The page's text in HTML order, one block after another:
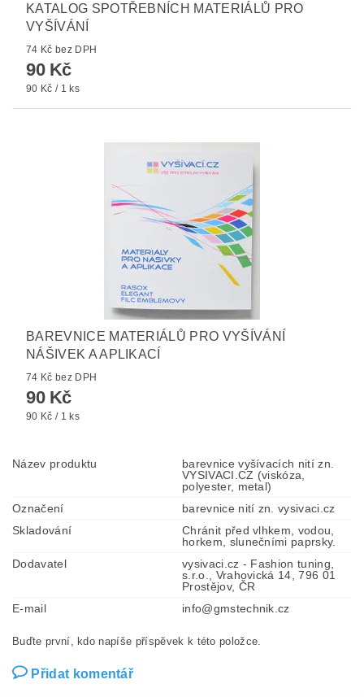
KATALOG SPOTŘEBNÍCH MATERIÁLŮ PRO
VYŠÍVÁNÍ
74 Kč bez DPH
90 Kč
90 Kč / 1 ks
BAREVNICE MATERIÁLŮ PRO VYŠÍVÁNÍ
NÁŠIVEK A APLIKACÍ
74 Kč bez DPH
90 Kč
90 Kč / 1 ks
Název produktu
barevnice vyšívacích nití zn.
VYSIVACI.CZ (viskóza,
polyester, metal)
Označení
barevnice nití zn. vysivaci.cz
Skladování
Chránit před vlhkem, vodou,
horkem, slunečními paprsky.
Dodavatel
vysivaci.cz - Fashion tuning,
s.r.o., Vrahovická 14, 796 01
Prostějov, ČR
E-mail
info@gmstechnik.cz
Buďte první, kdo napíše příspěvek k této položce.
Přidat komentář